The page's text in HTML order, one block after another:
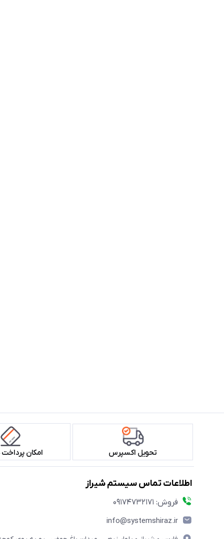
تحویل اکسپرس امکان
اطلاعات تماس سیستم شیراز
فروش: 09174732171
info@systemshiraz.ir